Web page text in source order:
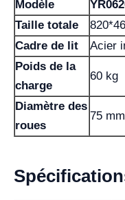
Modèle
Taille totale
Cadre de lit
Acier
Poids de la
charge
60 kg
Diamètre des
roues
75 mm